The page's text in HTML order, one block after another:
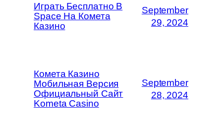
Играть Бесплатно В
Space На Комета
Казино
September
29, 2024
Комета Казино
Мобильная Версия
Официальный Сайт
Kometa Casino
September
28, 2024